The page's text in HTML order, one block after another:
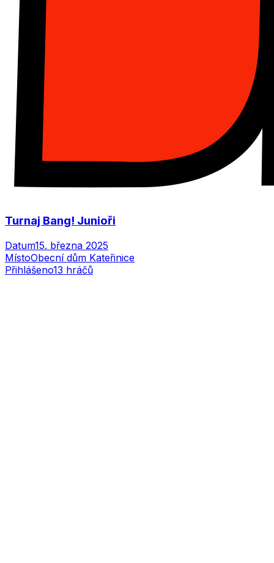
Turnaj Bang! Junioři
Datum15. března 2025
MístoObecní dům Kateřinice
Přihlášeno13 hráčů